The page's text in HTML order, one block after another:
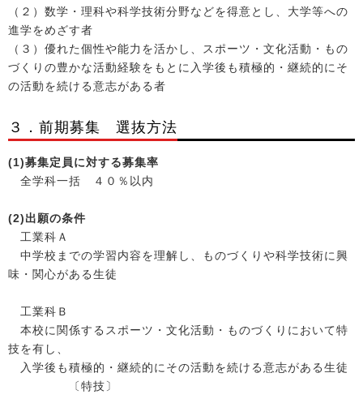
（２）数学・理科や科学技術分野などを得意とし、大学等への
進学をめざす者
（３）優れた個性や能力を活かし、スポーツ・文化活動・もの
づくりの豊かな活動経験をもとに入学後も積極的・継続的にそ
の活動を続ける意志がある者
３．前期募集 選抜方法
(1)募集定員に対する募集率
全学科一括 ４０％以内
(2) 出願の条件
工業科Ａ
中学校までの学習内容を理解し、ものづくりや科学技術に興
味・関心がある生徒
工業科Ｂ
本校に関係するスポーツ・文化活動・ものづくりにおいて特
技を有し、
入学後も積極的・継続的にその活動を続ける意志がある生徒
〔特技〕